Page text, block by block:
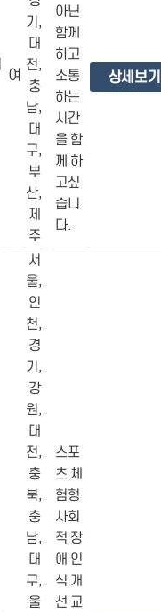
여
기,
대
전,
충
남,
대
구,
부
산,
제
주
아닌
함께
하고
소통
하는
시간
을 함
께 하
고싶
습니
다.
상세보기
서
울,
인
천,
경
기,
강
원,
대
전,
충
북,
충
남,
대
구,
울
스포
츠 체
험형
사회
적 장
애 인
식 개
선 교